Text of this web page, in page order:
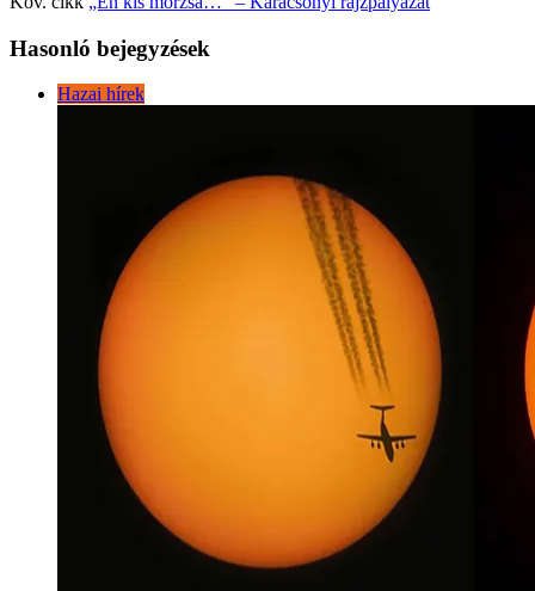
Hasonló bejegyzések
Hazai hírek